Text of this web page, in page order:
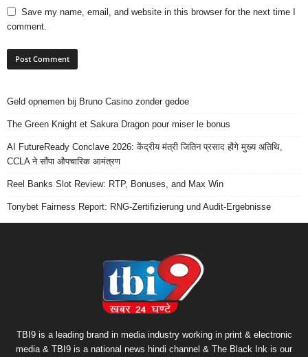
Save my name, email, and website in this browser for the next time I
comment.
Geld opnemen bij Bruno Casino zonder gedoe
The Green Knight et Sakura Dragon pour miser le bonus
AI FutureReady Conclave 2026: केंद्रीय मंत्री जितिन प्रसाद होंगे मुख्य अतिथि,
CCLA ने सौंपा औपचारिक आमंत्रण
Reel Banks Slot Review: RTP, Bonuses, and Max Win
Tonybet Fairness Report: RNG-Zertifizierung und Audit-Ergebnisse
TBI9 is a leading brand in media industry working in print & electronic
media & TBI9 is a national news hindi channel & The Black Ink is our